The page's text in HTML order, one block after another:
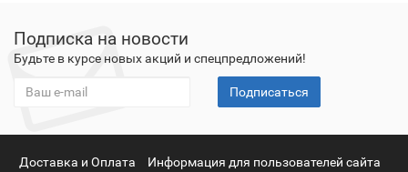
Подписка на новости
Будьте в курсе новых акций и спецпредложений!
Подписаться
Доставка и Оплата Информация для пользователей сайта